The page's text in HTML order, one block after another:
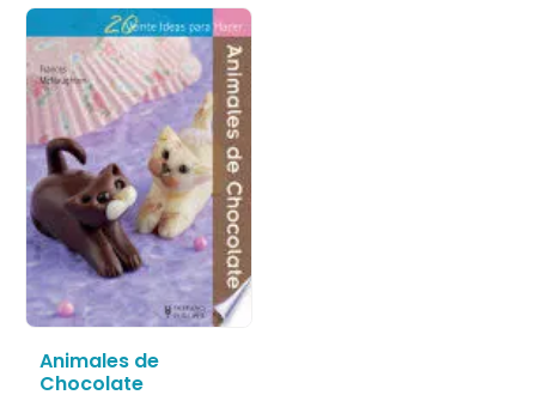
Animales de
Chocolate